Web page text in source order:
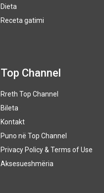
Dieta
Receta gatimi
Top Channel
Rreth Top Channel
Bileta
Kontakt
Puno në Top Channel
Privacy Policy & Terms of Use
Aksesueshmëria